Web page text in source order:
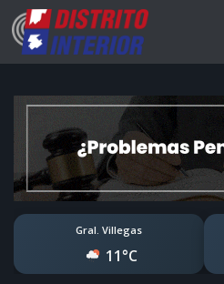
Gral. Villegas
11°C